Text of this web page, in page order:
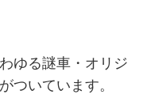
ゆる謎車・オリジ
ついています。